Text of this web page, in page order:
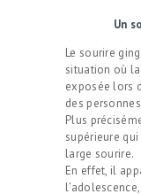
Un
Le sourire
situation où
exposée lors
des
Plus
supérieure
large sourire.
En effet, il